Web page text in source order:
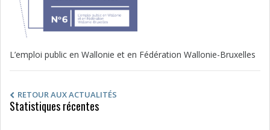
L’emploi public en Wallonie et en Fédération Wallonie-Bruxelles
RETOUR AUX ACTUALITÉS
Statistiques récentes